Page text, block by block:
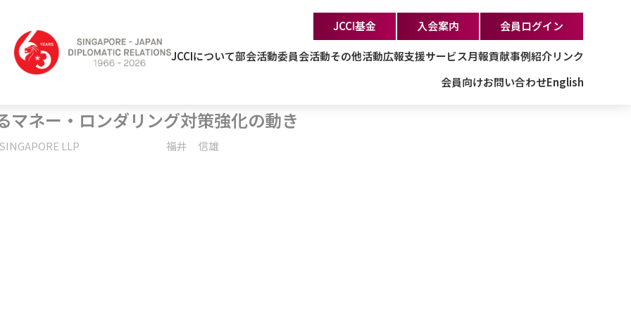
JCCI基金 入会案内 会員ログイン
JCCIについて部会活動委員会活動その他活動広報支援サービス月報貢献事例紹介リンク
会員向けお問い合わせEnglish
マネー・ロンダリング対策強化の動き
SINGAPORE LLP 福井 信雄